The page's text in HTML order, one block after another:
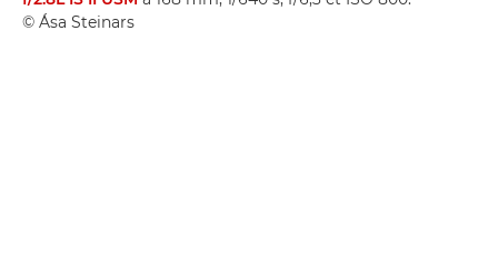
© Ása Steinars